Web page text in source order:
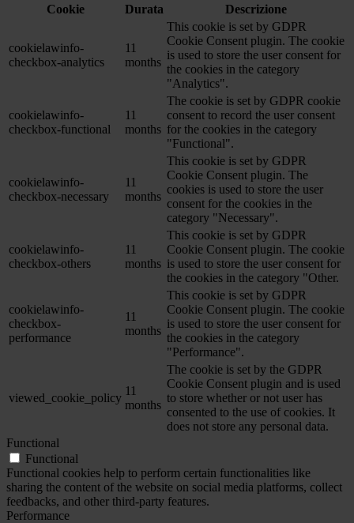
Cookie
Durata Descrizione
cookielawinfo-
checkbox-analytics
11
months
This cookie is set by GDPR
Cookie Consent plugin. The cookie
is used to store the user consent for
the cookies in the category
"Analytics".
cookielawinfo-
checkbox-functional
11
months
The cookie is set by GDPR cookie
consent to record the user consent
for the cookies in the category
"Functional".
cookielawinfo-
checkbox-necessary
11
months
This cookie is set by GDPR
Cookie Consent plugin. The
cookies is used to store the user
consent for the cookies in the
category "Necessary".
cookielawinfo-
checkbox-others
11
months
This cookie is set by GDPR
Cookie Consent plugin. The cookie
is used to store the user consent for
the cookies in the category "Other.
cookielawinfo-
checkbox-
performance
11
months
This cookie is set by GDPR
Cookie Consent plugin. The cookie
is used to store the user consent for
the cookies in the category
"Performance".
viewed_cookie_policy
11
months
The cookie is set by the GDPR
Cookie Consent plugin and is used
to store whether or not user has
consented to the use of cookies. It
does not store any personal data.
Functional
Functional
Functional cookies help to perform certain functionalities like
sharing the content of the website on social media platforms, collect
feedbacks, and other third-party features.
Performance